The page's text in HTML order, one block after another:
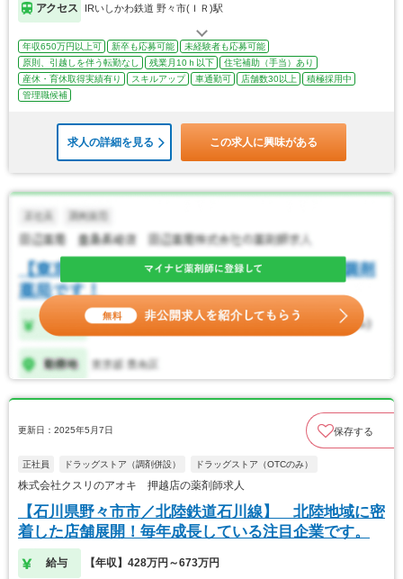
アクセス IRいしかわ鉄道 野々市(ＩＲ)駅
年収650万円以上可 新卒も応募可能
未経験者も応募可能
原則、引越しを伴う転勤なし
残業月10ｈ以下
住宅補助（手当）あり
産休・育休取得実績有り
スキルアップ 車通勤可 店舗数30以上
積極採用中
管理職候補
求人の詳細を見る この求人に興味がある
更新日：2025年5月7日 保存する
正社員 ドラッグストア（調剤併設） ドラッグストア（OTCのみ）
株式会社クスリのアオキ 押越店の薬剤師求人
【石川県野々市市／北陸鉄道石川線】 北陸地域に密
着した店舗展開！毎年成長している注目企業です。
給与 【年収】428万円～673万円